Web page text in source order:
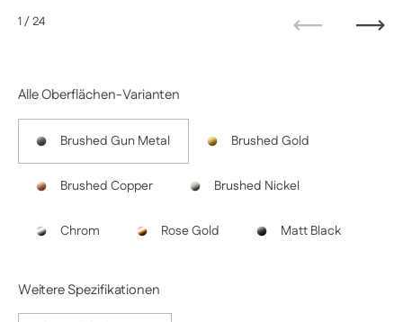
Alle Oberflächen-Varianten
Brushed Gun Metal Brushed Gold
Brushed Copper Brushed Nickel
Chrom Rose Gold Matt Black
Weitere Spezifikationen
1/ 24